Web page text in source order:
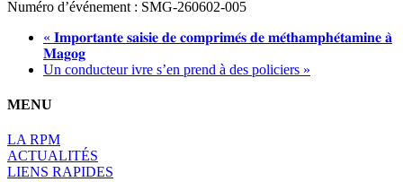
Numéro d’événement : SMG-260602-005
« 𝐈𝐦𝐩𝐨𝐫𝐭𝐚𝐧𝐭𝐞 𝐬𝐚𝐢𝐬𝐢𝐞 𝐝𝐞 𝐜𝐨𝐦𝐩𝐫𝐢𝐦𝐞́𝐬 𝐝𝐞 𝐦𝐞́𝐭𝐡𝐚𝐦𝐩𝐡𝐞́𝐭𝐚𝐦𝐢𝐧𝐞 𝐚̀
𝐌𝐚𝐠𝐨𝐠
Un conducteur ivre s’en prend à des policiers »
MENU
LA RPM
ACTUALITÉS
LIENS RAPIDES